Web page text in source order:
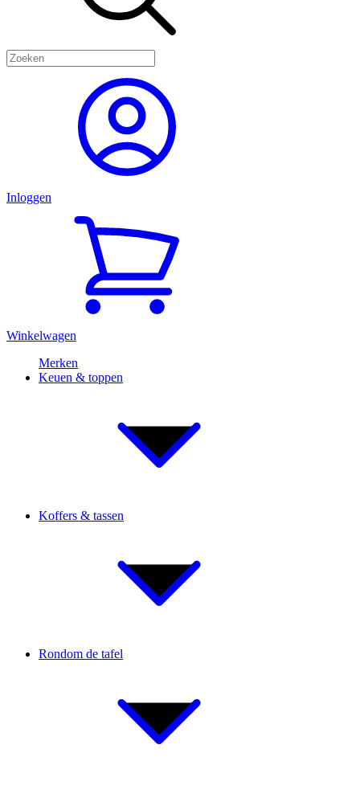
Inloggen
Winkelwagen
Merken
Keuen & toppen
Koffers & tassen
Rondom de tafel